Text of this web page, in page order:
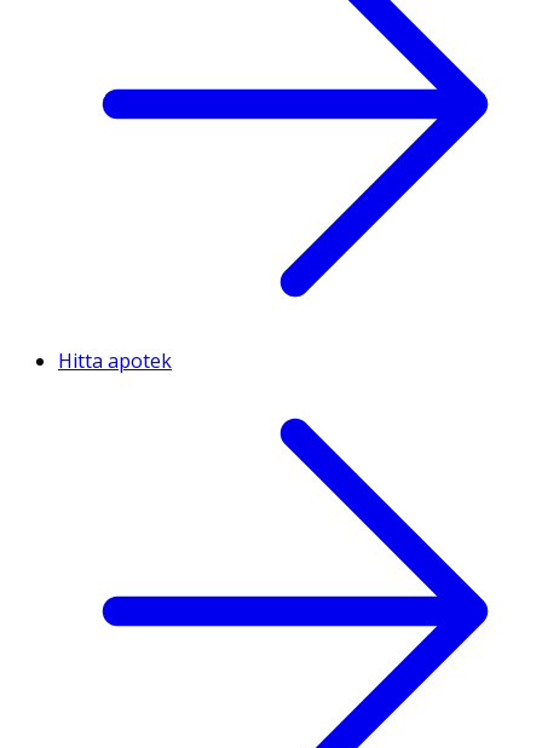
Hitta apotek